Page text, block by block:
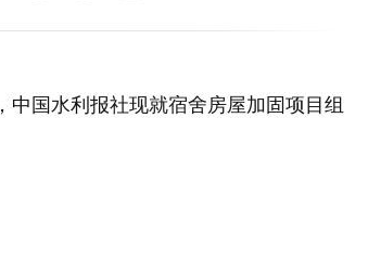
，中国水利报社现就宿舍房屋加固项目组